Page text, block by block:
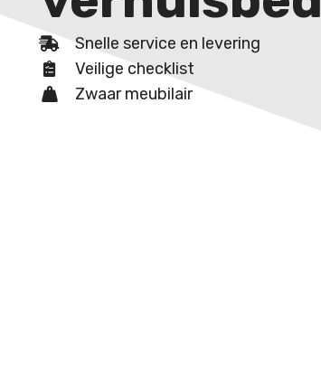
Snelle service en levering
Veilige checklist
Zwaar meubilair